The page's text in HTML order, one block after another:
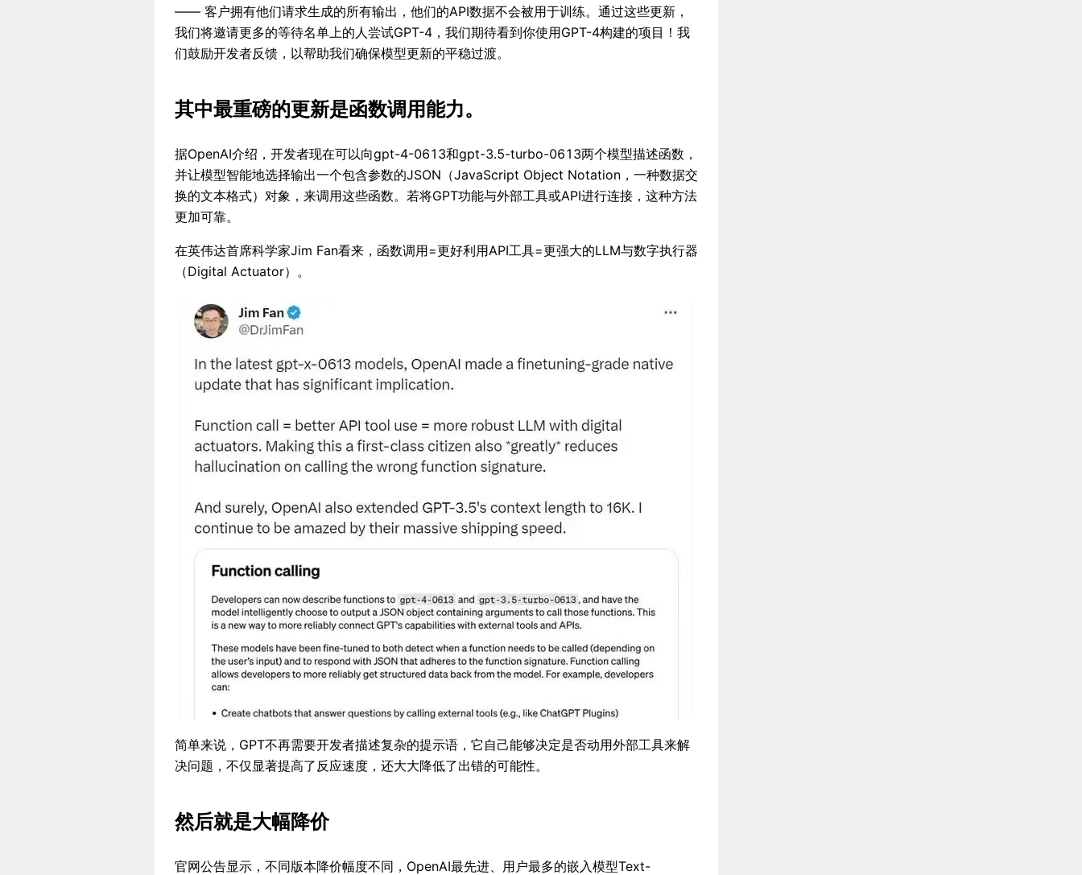
—— 客户拥有他们请求生成的所有输出，他们的API数据不会被用于训练。通过这些更新，
我们将邀请更多的等待名单上的人尝试GPT-4，我们期待看到你使用GPT-4构建的项目！我
们鼓励开发者反馈，以帮助我们确保模型更新的平稳过渡。
其中最重磅的更新是函数调用能力。
据OpenAI介绍，开发者现在可以向gpt-4-0613和gpt-3.5-turbo-0613两个模型描述函数，
并让模型智能地选择输出一个包含参数的JSON（JavaScript Object Notation，一种数据交
换的文本格式）对象，来调用这些函数。若将GPT功能与外部工具或API进行连接，这种方法
更加可靠。
在英伟达首席科学家Jim Fan看来，函数调用=更好利用API工具=更强大的LLM与数字执行器
（Digital Actuator）。
简单来说，GPT不再需要开发者描述复杂的提示语，它自己能够决定是否动用外部工具来解
决问题，不仅显著提高了反应速度，还大大降低了出错的可能性。
然后就是大幅降价
官网公告显示，不同版本降价幅度不同，OpenAI最先进、用户最多的嵌入模型Text-